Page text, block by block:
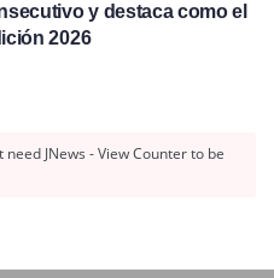
y destaca como el
2026
need JNews - View Counter to be